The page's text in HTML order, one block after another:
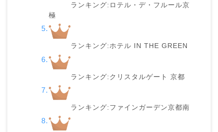
ランキング:ロテル・デ・フルール京
極
ランキング:ホテル IN THE GREEN
ランキング:クリスタルゲート 京都
ランキング:ファインガーデン京都南